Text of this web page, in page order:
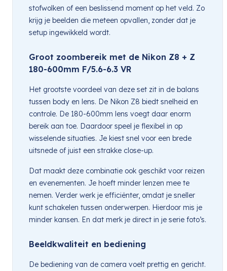
stofwolken of een beslissend moment op het veld. Zo
krijg je beelden die meteen opvallen, zonder dat je
setup ingewikkeld wordt.
Groot zoombereik met de Nikon Z8 + Z
180-600mm F/5.6-6.3 VR
Het grootste voordeel van deze set zit in de balans
tussen body en lens. De Nikon Z8 biedt snelheid en
controle. De 180-600mm lens voegt daar enorm
bereik aan toe. Daardoor speel je flexibel in op
wisselende situaties. Je kiest snel voor een brede
uitsnede of juist een strakke close-up.
Dat maakt deze combinatie ook geschikt voor reizen
en evenementen. Je hoeft minder lenzen mee te
nemen. Verder werk je efficiënter, omdat je sneller
kunt schakelen tussen onderwerpen. Hierdoor mis je
minder kansen. En dat merk je direct in je serie foto’s.
Beeldkwaliteit en bediening
De bediening van de camera voelt prettig en gericht.